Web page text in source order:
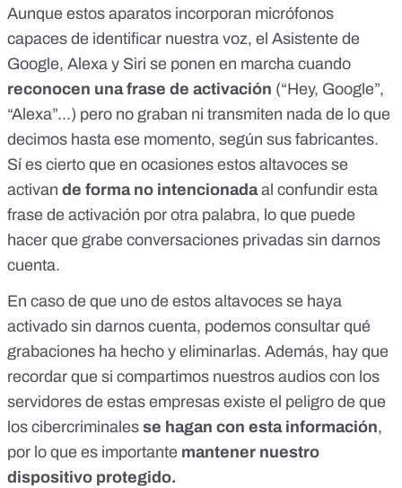
Aunque estos aparatos incorporan micrófonos
capaces de identificar nuestra voz, el Asistente de
Google, Alexa y Siri se ponen en marcha cuando
reconocen una frase de activación (“Hey, Google”,
“Alexa”...) pero no graban ni transmiten nada de lo que
decimos hasta ese momento, según sus fabricantes.
Sí es cierto que en ocasiones estos altavoces se
activan de forma no intencionadaal confundir esta
frase de activación por otra palabra, lo que puede
hacer que grabe conversaciones privadas sin darnos
cuenta.
En caso de que uno de estos altavoces se haya
activado sin darnos cuenta, podemos consultar qué
grabaciones ha hecho y eliminarlas. Además, hay que
recordar que si compartimos nuestros audios con los
servidores de estas empresas existe el peligro de que
los cibercriminales se hagan con esta información,
por lo que es importante mantener nuestro
dispositivo protegido.